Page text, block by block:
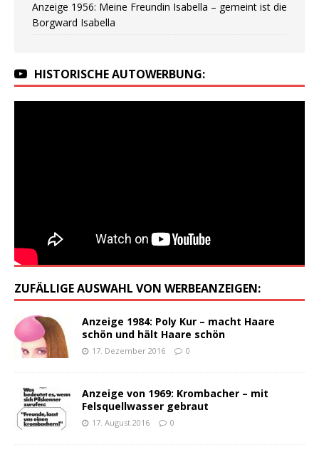
Anzeige 1956: Meine Freundin Isabella – gemeint ist die
Borgward Isabella
HISTORISCHE AUTOWERBUNG:
ZUFÄLLIGE AUSWAHL VON WERBEANZEIGEN:
Anzeige 1984: Poly Kur – macht Haare
schön und hält Haare schön
17. Dezember 2016 0
Anzeige von 1969: Krombacher – mit
Felsquellwasser gebraut
17. August 2016 0